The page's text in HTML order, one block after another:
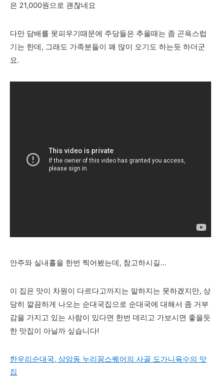
은 21,000원으로 괜찮네요
다만 담배를 못피우기때문에 주당들은 추울때는 좀 곤욕스럽
기는 한데, 그래도 가족분들이 꽤 많이 오기도 하는듯 하더군
요.
안주와 실내홀을 한번 찍어봤는데, 참고하시길...
이 집은 맛이 차원이 다르다고까지는 말하지는 못하겠지만, 상
당히 깔끔하게 나오는 순대국집으로 순대국에 대해서 좀 거부
감을 가지고 있는 사람이 있다면 한번 데리고 가보시면 좋을듯
한 맛집이 아닐까 싶습니다!
한우리순대국, 상암동 누리꿈스퀘어의 사골 도가니육수의 맛
집